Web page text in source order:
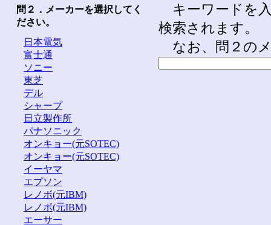
問２．メーカーを選択してく
ださい。
日本電気
富士通
ソニー
東芝
デル
シャープ
日立製作所
パナソニック
オンキョー(元SOTEC)
オンキョー(元SOTEC)
イーヤマ
エプソン
レノボ(元IBM)
レノボ(元IBM)
エーサー
キーワードを
検索されます。
なお、問２の